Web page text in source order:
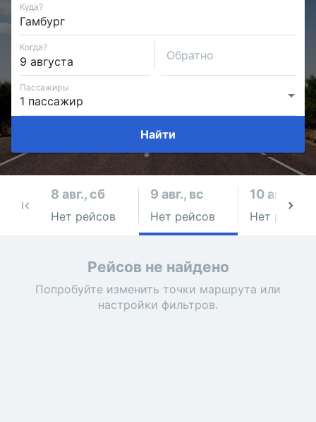
Куда?
Когда?
Обратно
Пассажиры
Найти
8 авг., сб
Нет рейсов
9 авг., вс
Нет рейсов
10 авг., пн
Нет рейсов
Рейсов не найдено
Попробуйте изменить точки маршрута или
настройки фильтров.